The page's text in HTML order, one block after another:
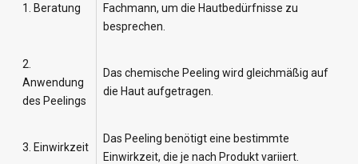
1. Beratung
Fachmann, um die Hautbedürfnisse zu
besprechen.
2.
Anwendung
des Peelings
Das chemische Peeling wird gleichmäßig auf
die Haut aufgetragen.
3. Einwirkzeit
Das Peeling benötigt eine bestimmte
Einwirkzeit, die je nach Produkt variiert.